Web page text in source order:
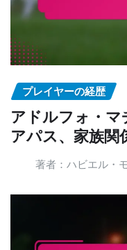
プレイヤーの経歴
アドルフォ・マ
アパス、家族関
著者：ハビエル・